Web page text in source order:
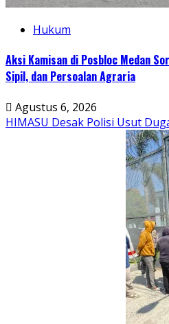
Hukum
Aksi Kamisan di Posbloc Medan
Sipil, dan Persoalan Agraria
Agustus 6, 2026
HIMASU Desak Polisi Usut